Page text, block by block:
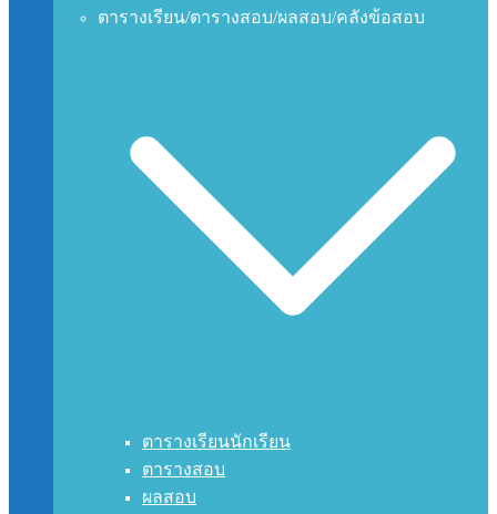
ตารางเรียน/ตารางสอบ/ผลสอบ/คลังข้อสอบ
ตารางเรียนนักเรียน
ตารางสอบ
ผลสอบ